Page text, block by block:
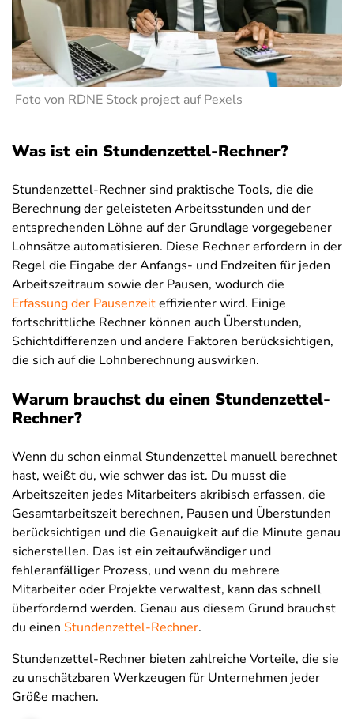
Foto von RDNE Stock project auf Pexels
Was ist ein Stundenzettel-Rechner?
Stundenzettel-Rechner sind praktische Tools, die die
Berechnung der geleisteten Arbeitsstunden und der
entsprechenden Löhne auf der Grundlage vorgegebener
Lohnsätze automatisieren. Diese Rechner erfordern in der
Regel die Eingabe der Anfangs- und Endzeiten für jeden
Arbeitszeitraum sowie der Pausen, wodurch die
Erfassung der Pausenzeiteffizienter wird. Einige
fortschrittliche Rechner können auch Überstunden,
Schichtdifferenzen und andere Faktoren berücksichtigen,
die sich auf die Lohnberechnung auswirken.
Warum brauchst du einen Stundenzettel-
Rechner?
Wenn du schon einmal Stundenzettel manuell berechnet
hast, weißt du, wie schwer das ist. Du musst die
Arbeitszeiten jedes Mitarbeiters akribisch erfassen, die
Gesamtarbeitszeit berechnen, Pausen und Überstunden
berücksichtigen und die Genauigkeit auf die Minute genau
sicherstellen. Das ist ein zeitaufwändiger und
fehleranfälliger Prozess, und wenn du mehrere
Mitarbeiter oder Projekte verwaltest, kann das schnell
überfordernd werden. Genau aus diesem Grund brauchst
du einen Stundenzettel-Rechner.
Stundenzettel-Rechner bieten zahlreiche Vorteile, die sie
zu unschätzbaren Werkzeugen für Unternehmen jeder
Größe machen.